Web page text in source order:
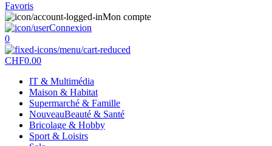
Favoris
Mon compte
Connexion
0
CHF0.00
IT & Multimédia
Maison & Habitat
Supermarché & Famille
NouveauBeauté & Santé
Bricolage & Hobby
Sport & Loisirs